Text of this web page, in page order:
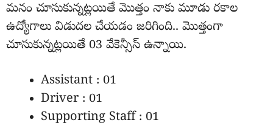
మనం చూసుకున్నట్లయితే మొత్తం నాకు మూడు రకాల
ఉద్యోగాలు విడుదల చేయడం జరిగింది.. మొత్తంగా
చూసుకున్నట్లయితే 03 వేకెన్సీస్ ఉన్నాయి.
Assistant : 01
Driver : 01
Supporting Staff : 01